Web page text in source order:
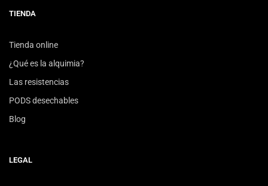
TIENDA
Tienda online
¿Qué es la alquimia?
Las resistencias
PODS desechables
Blog
LEGAL